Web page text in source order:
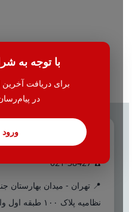
با توجه به
برای دریافت آخرین
در
ورود تماس با ما
☎️ 021-38427
📍 تهران - میدان بهارستان
نظامیه پلاک ۱۰۰ طبقه اول واحد ۲